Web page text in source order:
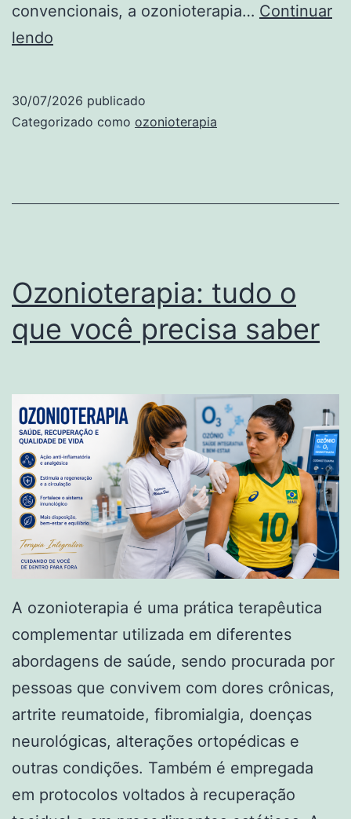
convencionais, a ozonioterapia… Continuar
lendo
de
ozônio
acelera
30/07/2026 publicado
Categorizado como ozonioterapia
Ozonioterapia: tudo o
que você precisa saber
A ozonioterapia é uma prática terapêutica
complementar utilizada em diferentes
abordagens de saúde, sendo procurada por
pessoas que convivem com dores crônicas,
artrite reumatoide, fibromialgia, doenças
neurológicas, alterações ortopédicas e
outras condições. Também é empregada
em protocolos voltados à recuperação